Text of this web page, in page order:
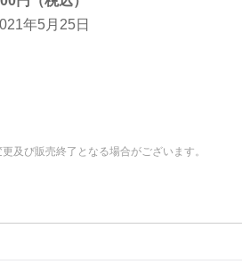
年5月25日
及び販売終了となる場合がございます。